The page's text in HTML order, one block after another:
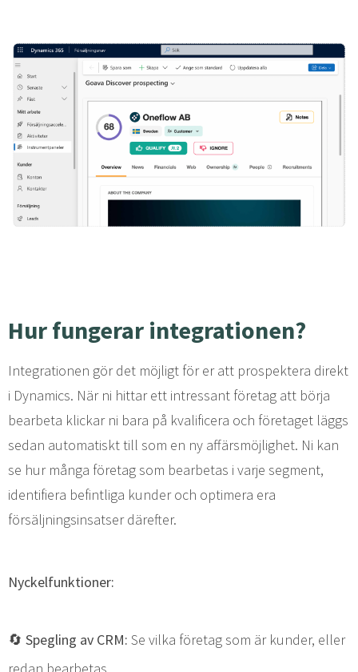
Hur fungerar integrationen?
Integrationen gör det möjligt för er att prospektera direkt
i Dynamics. När ni hittar ett intressant företag att börja
bearbeta klickar ni bara på kvalificera och företaget läggs
sedan automatiskt till som en ny affärsmöjlighet. Ni kan
se hur många företag som bearbetas i varje segment,
identifiera befintliga kunder och optimera era
försäljningsinsatser därefter.
Nyckelfunktioner:
🔄 Spegling av CRM: Se vilka företag som är kunder, eller